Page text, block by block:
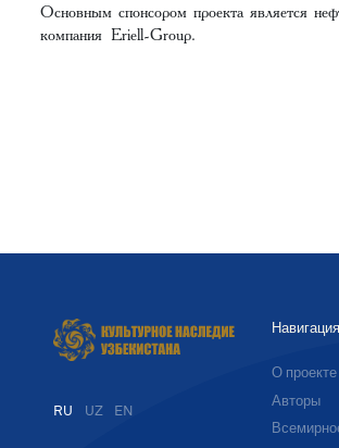
Основным спонсором проекта является
компания Eriell-Group.
RU UZ EN
Навигация
О проекте
Авторы